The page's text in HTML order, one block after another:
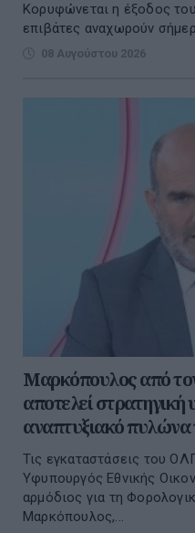
Κορυφώνεται η έξοδος
επιβάτες αναχωρούν
08 Αυγούστου 2026
Μαρκόπουλος από
αποτελεί στρατηγική
αναπτυξιακό
Τις εγκαταστάσεις του
Υφυπουργός Εθνικής
αρμόδιος για τη
Μαρκόπουλος,...